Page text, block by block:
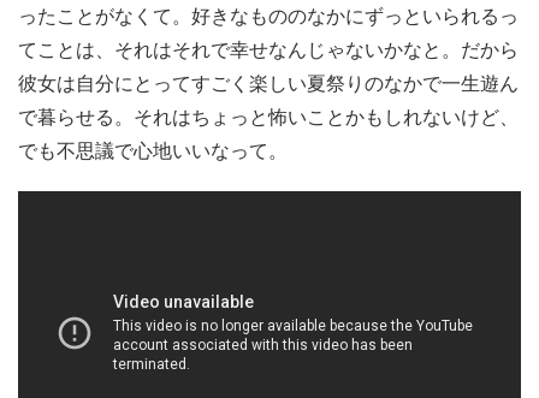
ったことがなくて。好きなもののなかにずっといられるっ
てことは、それはそれで幸せなんじゃないかなと。だから
彼女は自分にとってすごく楽しい夏祭りのなかで一生遊ん
で暮らせる。それはちょっと怖いことかもしれないけど、
でも不思議で心地いいなって。